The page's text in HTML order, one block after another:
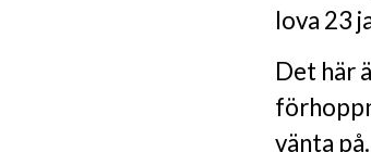
lova 23
Det här
vänta på.